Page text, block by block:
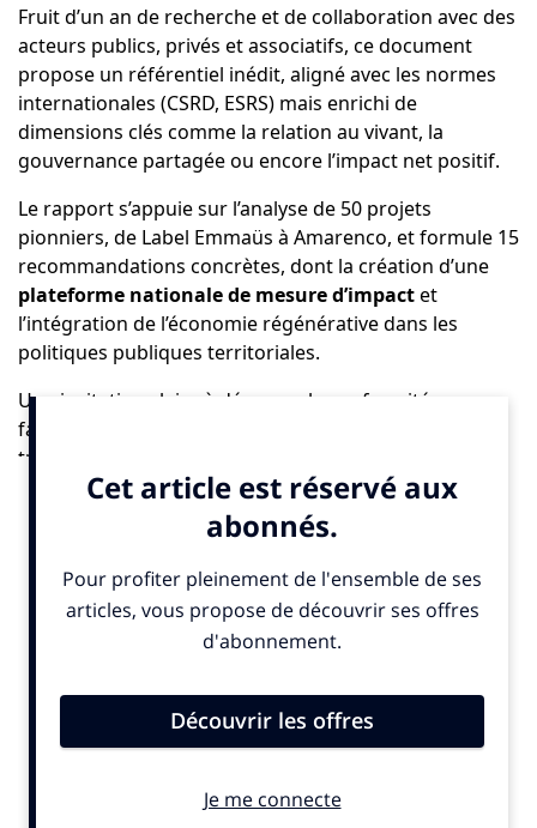
Fruit d’un an de recherche et de collaboration avec des
acteurs publics, privés et associatifs, ce document
propose un référentiel inédit, aligné avec les normes
internationales (CSRD, ESRS) mais enrichi de
dimensions clés comme la relation au vivant, la
gouvernance partagée ou encore l’impact net positif.
Le rapport s’appuie sur l’analyse de 50 projets
pionniers, de Label Emmaüs à Amarenco, et formule 15
recommandations concrètes, dont la création d’une
plateforme nationale de mesure d’impactet
l’intégration de l’économie régénérative dans les
politiques publiques territoriales.
Une invitation claire à dépasser la conformité pour
faire de la mesure d’impact un levier de
transformation systémique.
Consulter le rapport ici
l’Impact Tank :
The Good : Pourquoi était-il urgent aujourd’hui de
proposer un référentiel spécifique à l’économie
régénérative, au-delà des normes actuelles comme la
CSRD ou la double matérialité ?
historique, même depuis l’initiative du paquet